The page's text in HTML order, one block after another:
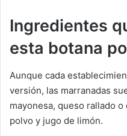
Ingredientes
esta botana
Aunque cada
versión, las marranadas
mayonesa, queso rallado
polvo y jugo de limón.